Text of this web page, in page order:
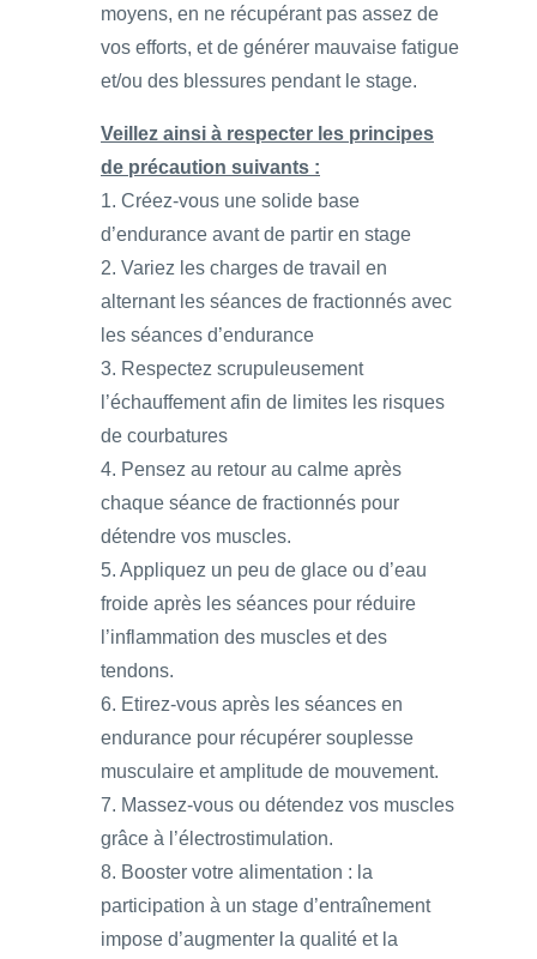
moyens, en ne récupérant pas assez de
vos efforts, et de générer mauvaise fatigue
et/ou des blessures pendant le stage.
Veillez ainsi à respecter les principes
de précaution suivants :
1. Créez-vous une solide base
d’endurance avant de partir en stage
2. Variez les charges de travail en
alternant les séances de fractionnés avec
les séances d’endurance
3. Respectez scrupuleusement
l’échauffement afin de limites les risques
de courbatures
4. Pensez au retour au calme après
chaque séance de fractionnés pour
détendre vos muscles.
5. Appliquez un peu de glace ou d’eau
froide après les séances pour réduire
l’inflammation des muscles et des
tendons.
6. Etirez-vous après les séances en
endurance pour récupérer souplesse
musculaire et amplitude de mouvement.
7. Massez-vous ou détendez vos muscles
grâce à l’électrostimulation.
8. Booster votre alimentation : la
participation à un stage d’entraînement
impose d’augmenter la qualité et la